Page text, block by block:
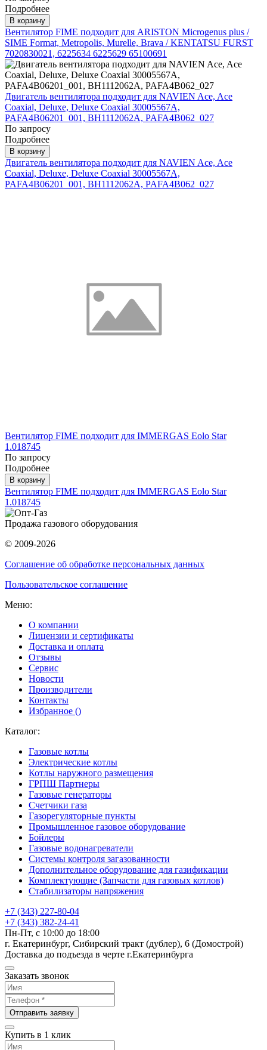
Подробнее
В корзину
Вентилятор FIME подходит для ARISTON Microgenus plus /
SIME Format, Metropolis, Murelle, Brava / KENTATSU FURST
7020830021, 6225634 6225629 65100691
Двигатель вентилятора подходит для NAVIEN Ace, Ace
Coaxial, Deluxe, Deluxe Coaxial 30005567A,
PAFA4B06201_001, BH1112062A, PAFA4B062_027
По запросу
Подробнее
В корзину
Двигатель вентилятора подходит для NAVIEN Ace, Ace
Coaxial, Deluxe, Deluxe Coaxial 30005567A,
PAFA4B06201_001, BH1112062A, PAFA4B062_027
Вентилятор FIME подходит для IMMERGAS Eolo Star
1.018745
По запросу
Подробнее
В корзину
Вентилятор FIME подходит для IMMERGAS Eolo Star
1.018745
Продажа газового оборудования
© 2009-2026
Соглашение об обработке персональных данных
Пользовательское соглашение
Меню:
О компании
Лицензии и сертификаты
Доставка и оплата
Отзывы
Сервис
Новости
Производители
Контакты
Избранное ()
Каталог:
Газовые котлы
Электрические котлы
Котлы наружного размещения
ГРПШ Партнеры
Газовые генераторы
Счетчики газа
Газорегуляторные пункты
Промышленное газовое оборудование
Бойлеры
Газовые водонагреватели
Системы контроля загазованности
Дополнительное оборудование для газификации
Комплектующие (Запчасти для газовых котлов)
Стабилизаторы напряжения
+7 (343) 227-80-04
+7 (343) 382-24-41
Пн-Пт, с 10:00 до 18:00
г. Екатеринбург, Сибирский тракт (дублер), 6 (Домострой)
Доставка до подъезда в черте г.Екатеринбурга
Заказать звонок
Отправить заявку
Купить в 1 клик